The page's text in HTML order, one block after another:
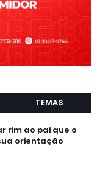
TEMAS
rim ao pai que o
orientação